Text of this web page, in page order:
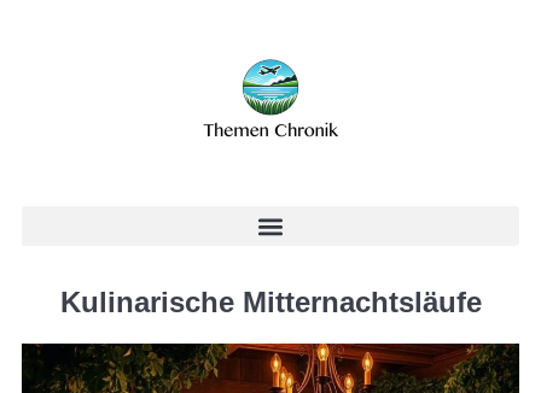
Kulinarische Mitternachtsläufe